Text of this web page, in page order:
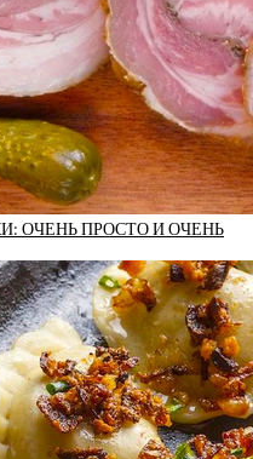
ОЧЕНЬ ПРОСТО И ОЧЕНЬ